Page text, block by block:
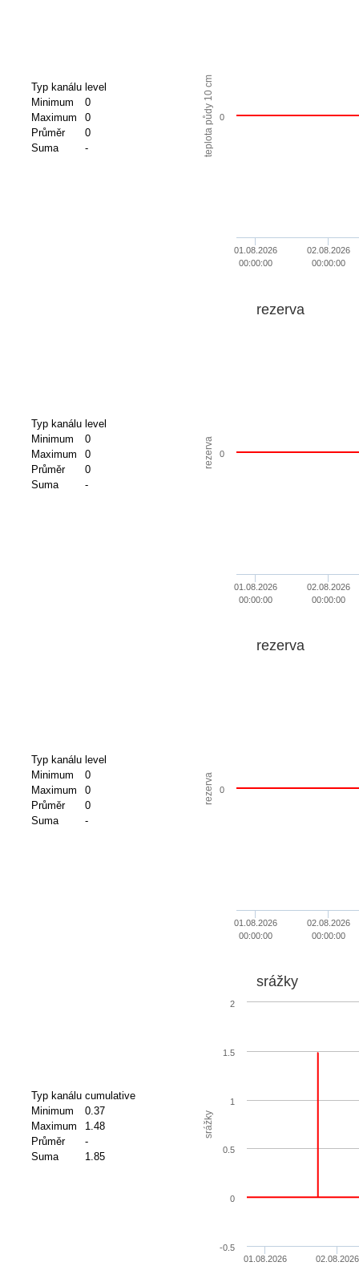
Typ kanálu level
Minimum
0
Maximum
0
Průměr
0
Suma
- teplota půdy 10 cm
01.08.2026
00:00:00
02.08.2026
00:00:00
0
Typ kanálu level
Minimum
0
Maximum
0
Průměr
0
Suma
-
rezerva
rezerva
01.08.2026
00:00:00
02.08.2026
00:00:00
0
Typ kanálu level
Minimum
0
Maximum
0
Průměr
0
Suma
-
rezerva
rezerva
01.08.2026
00:00:00
02.08.2026
00:00:00
0
Typ kanálu cumulative
Minimum
0.37
Maximum
1.48
Průměr
-
Suma
1.85
srážky
srážky
01.08.2026 02.08.2026
0
0.5
1
1.5
-0.5
2